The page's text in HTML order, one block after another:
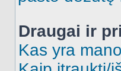
Draugai ir
Kas yra